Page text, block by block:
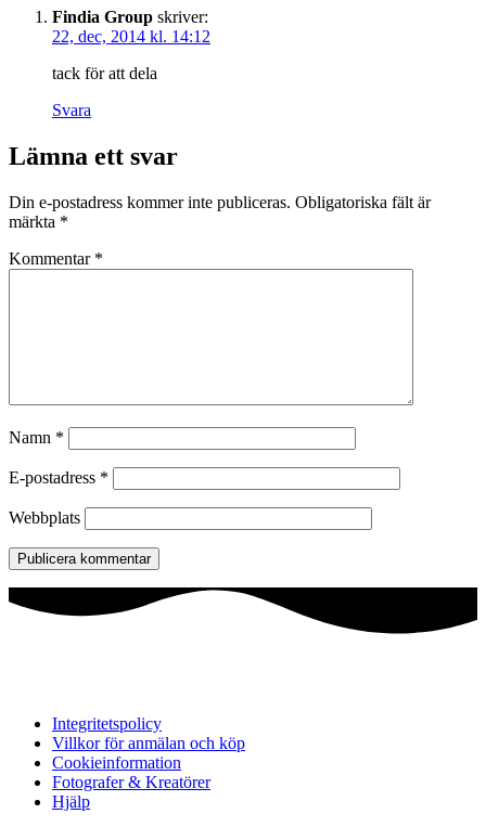
Findia Group skriver:
22, dec, 2014 kl. 14:12
tack för att dela
Svara
Lämna ett svar
Din e-postadress kommer inte publiceras. Obligatoriska fält är
märkta *
Kommentar *
Namn *
E-postadress *
Webbplats
Integritetspolicy
Villkor för anmälan och köp
Cookieinformation
Fotografer & Kreatörer
Hjälp